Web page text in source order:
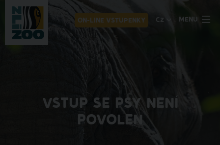
ON-LINE VSTUPENKY CZ MENU
VSTUP SE PSY NENÍ
POVOLEN